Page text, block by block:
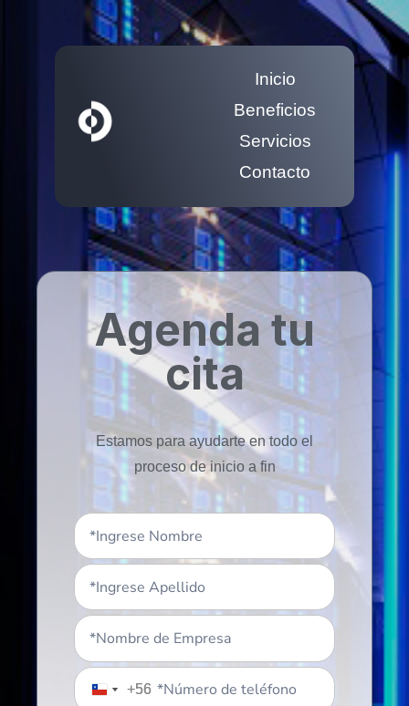
Inicio
Beneficios
Servicios
Contacto
Agenda tu
cita
Estamos para ayudarte en todo el
proceso de inicio a fin
Chile
+56
Chile
+56